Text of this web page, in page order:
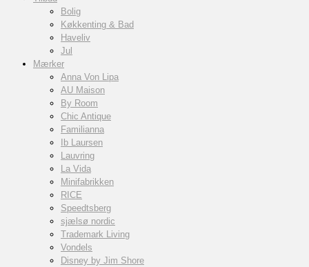
Bolig
Køkkenting & Bad
Haveliv
Jul
Mærker
Anna Von Lipa
AU Maison
By Room
Chic Antique
Familianna
Ib Laursen
Lauvring
La Vida
Minifabrikken
RICE
Speedtsberg
sjælsø nordic
Trademark Living
Vondels
Disney by Jim Shore